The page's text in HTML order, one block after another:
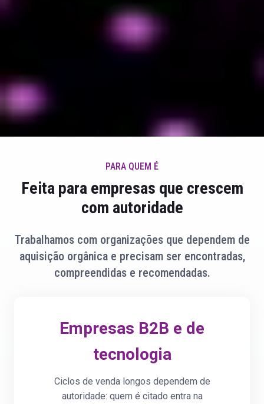
PARA QUEM É
Feita para empresas que crescem
com autoridade
Trabalhamos com organizações que dependem de
aquisição orgânica e precisam ser encontradas,
compreendidas e recomendadas.
Empresas B2B e de
tecnologia
Ciclos de venda longos dependem de
autoridade: quem é citado entra na